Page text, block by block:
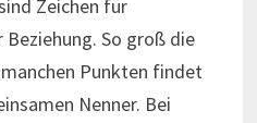
Zeichen für
So groß die
Punkten findet
Nenner. Bei